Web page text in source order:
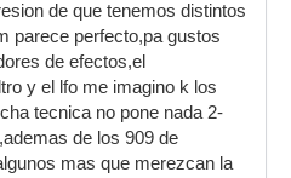
de que tenemos distintos
parece perfecto,pa gustos
de efectos,el
y el lfo me imagino k los
tecnica no pone nada 2-
de los 909 de
mas que merezcan la